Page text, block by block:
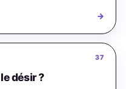
→
37
désir ?